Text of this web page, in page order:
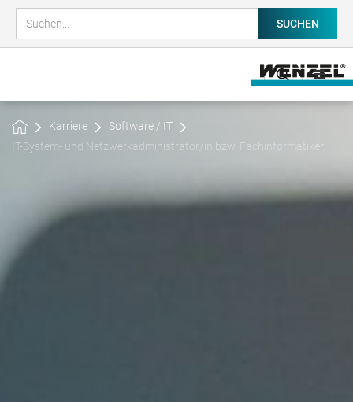
Karriere
Software / IT
IT-System- und Netzwerkadministrator/in bzw. Fachinformatiker/in